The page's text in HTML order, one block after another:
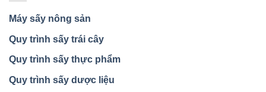
Máy sấy nông sản
Quy trình sấy trái cây
Quy trình sấy thực phẩm
Quy trình sấy dược liệu